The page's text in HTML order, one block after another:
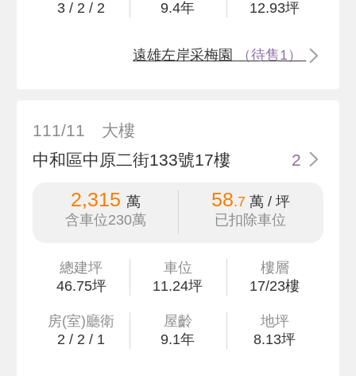
3 / 2 / 2
9.4年
12.93坪
遠雄左岸采梅園 （待售1）
111/11
大樓
中和區中原二街133號17樓
2
2,315 萬
含車位230萬
58.7萬 / 坪
已扣除車位
總建坪
46.75坪
車位
11.24坪
樓層
17/23樓
房(室)廳衛
2 / 2 / 1
屋齡
9.1年
地坪
8.13坪